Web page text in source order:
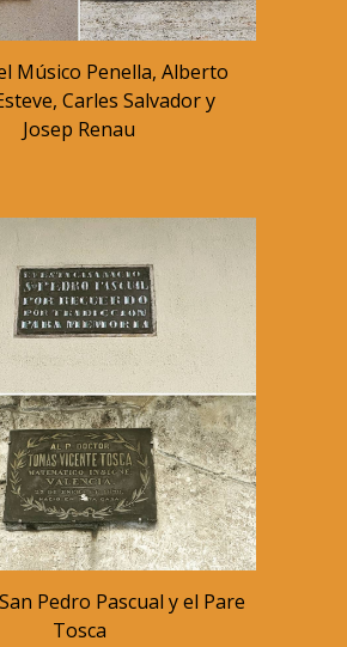
Músico Penella, Alberto
Carles Salvador y
Josep Renau
Pedro Pascual y el Pare
Tosca